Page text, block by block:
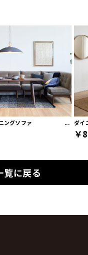
ングソファ ダイ
￥
覧に戻る